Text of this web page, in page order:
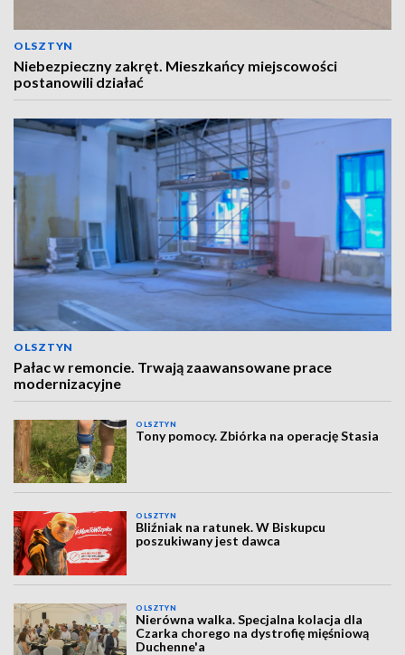
OLSZTYN
Niebezpieczny zakręt. Mieszkańcy miejscowości
postanowili działać
OLSZTYN
Pałac w remoncie. Trwają zaawansowane prace
modernizacyjne
OLSZTYN
Tony pomocy. Zbiórka na operację Stasia
OLSZTYN
Bliźniak na ratunek. W Biskupcu
poszukiwany jest dawca
OLSZTYN
Nierówna walka. Specjalna kolacja dla
Czarka chorego na dystrofię mięśniową
Duchenne'a